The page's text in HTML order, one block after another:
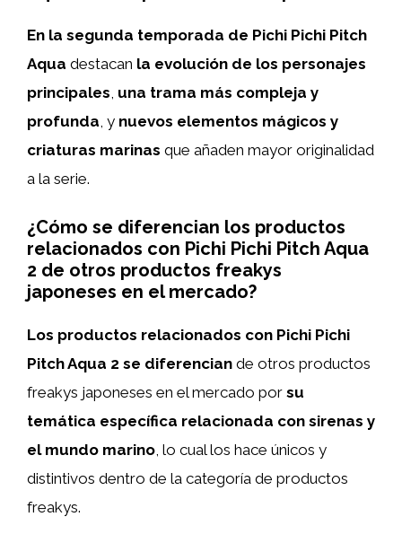
En la segunda temporada de Pichi Pichi Pitch
Aqua destacan la evolución de los personajes
principales, una trama más compleja y
profunda, y nuevos elementos mágicos y
criaturas marinas que añaden mayor originalidad
a la serie.
¿Cómo se diferencian los productos
relacionados con Pichi Pichi Pitch Aqua
2 de otros productos freakys
japoneses en el mercado?
Los productos relacionados con Pichi Pichi
Pitch Aqua 2 se diferencian de otros productos
freakys japoneses en el mercado por su
temática específica relacionada con sirenas y
el mundo marino , lo cual los hace únicos y
distintivos dentro de la categoría de productos
freakys.